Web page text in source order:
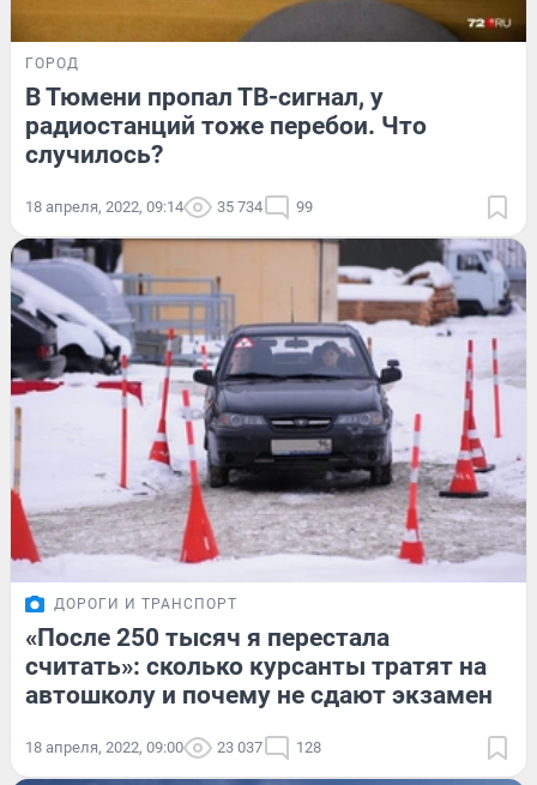
ГОРОД
В Тюмени пропал ТВ-сигнал, у
радиостанций тоже перебои. Что
случилось?
18 апреля, 2022, 09:14 35 734 99
ДОРОГИ И ТРАНСПОРТ
«После 250 тысяч я перестала
считать»: сколько курсанты тратят на
автошколу и почему не сдают экзамен
18 апреля, 2022, 09:00 23 037 128